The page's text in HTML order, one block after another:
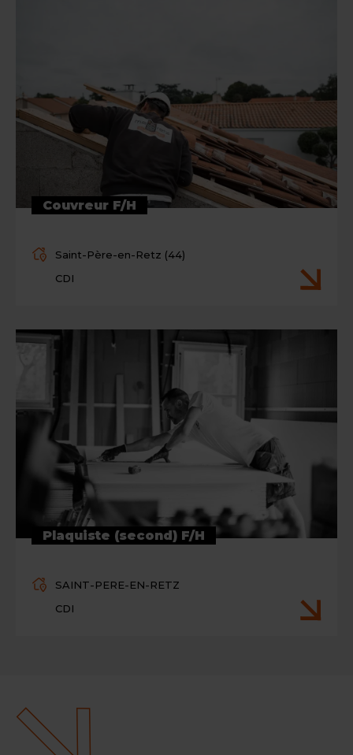
Couvreur F/H
Saint-Père-en-Retz (44)
CDI
Plaquiste (second) F/H
SAINT-PERE-EN-RETZ
CDI